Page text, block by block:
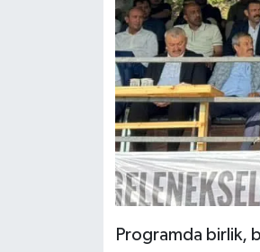
Programda birlik,